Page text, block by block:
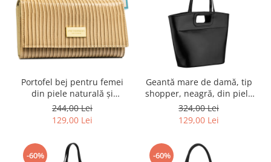
Portofel bej pentru femei
din piele naturală și
ecologică, cu închidere cu
capsă și model împletit -
Peterson PTR-PTN PS122-
244,00 Lei
129,00 Lei
Geantă mare de damă, tip
shopper, neagră, din piele
ecologică, cu închidere cu
fermoar - Peterson PTR-PTN
TOR-ALE-29 BLACK
324,00 Lei
129,00 Lei
-60% -60%